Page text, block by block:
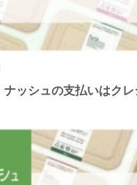
ナッシュの支払いはク